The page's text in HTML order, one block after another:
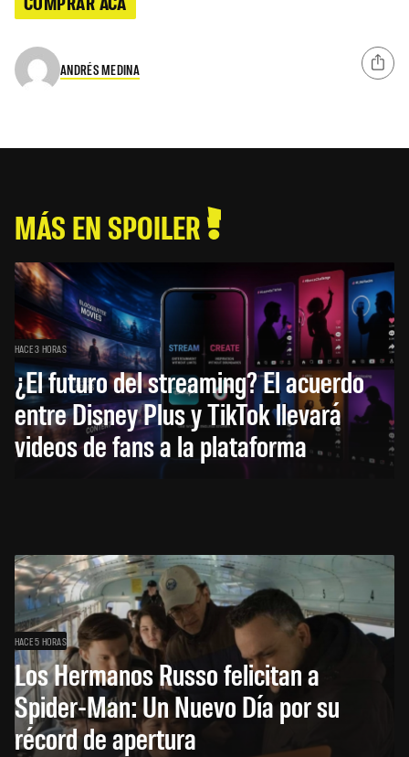
ANDRÉS MEDINA
MÁS EN SPOILER
HACE 3 HORAS
¿El futuro del streaming? El acuerdo
entre Disney Plus y TikTok llevará
videos de fans a la plataforma
HACE 5 HORAS
Los Hermanos Russo felicitan a
Spider-Man: Un Nuevo Día por su
récord de apertura